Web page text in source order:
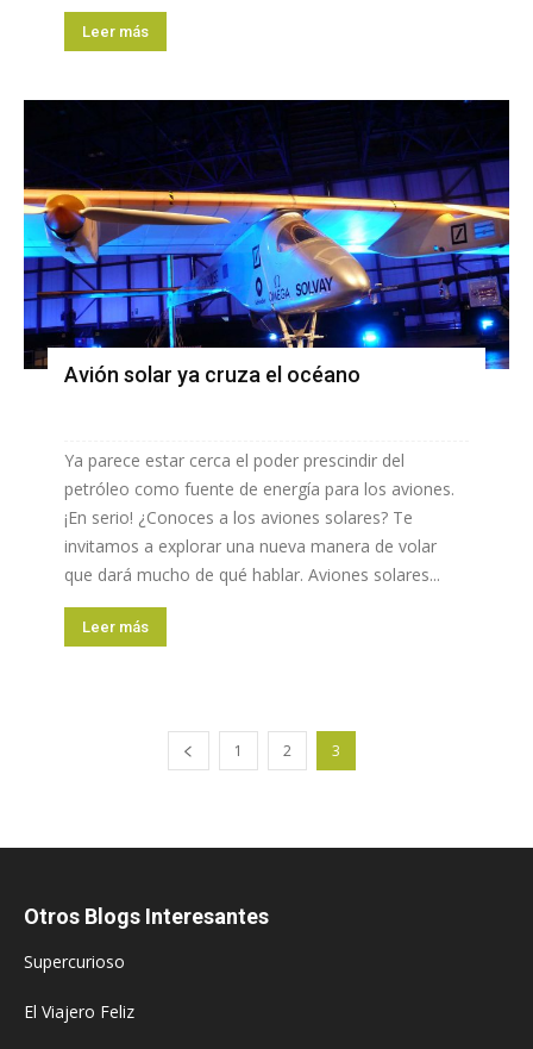
Leer más
Avión solar ya cruza el océano
Ya parece estar cerca el poder prescindir del
petróleo como fuente de energía para los aviones.
¡En serio! ¿Conoces a los aviones solares? Te
invitamos a explorar una nueva manera de volar
que dará mucho de qué hablar. Aviones solares...
Leer más
1 2 3
Otros Blogs Interesantes
Supercurioso
El Viajero Feliz